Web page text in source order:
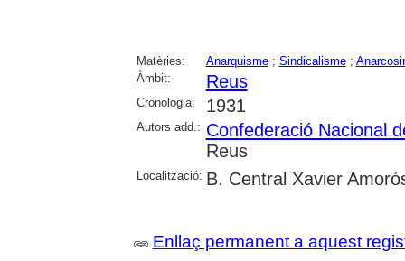
Matèries: Anarquisme; Sindicalisme;
Àmbit:
Reus
Cronologia: 1931
Autors add.: Confederació Nacional
Reus
Localització: B. Central Xavier
Enllaç permanent a aquest